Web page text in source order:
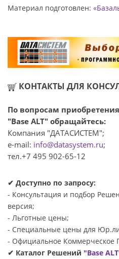
Материал подготовлен:
КОНТАКТЫ ДЛЯ
По вопросам
"Base ALT" обращайтесь:
Компания "ДАТАСИСТЕМ";
e-mail: info@datasystem.ru;
тел.+7 495 902-65-12
✔ Доступно по запросу:
- Консультация и подбор
версия;
- Льготные цены;
- Специальные цены для
- Официальное Коммерческое
✔ Каталог Решений "Base